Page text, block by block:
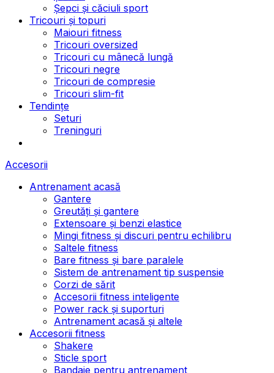
Șepci și căciuli sport
Tricouri și topuri
Maiouri fitness
Tricouri oversized
Tricouri cu mânecă lungă
Tricouri negre
Tricouri de compresie
Tricouri slim-fit
Tendințe
Seturi
Treninguri
Accesorii
Antrenament acasă
Gantere
Greutăți și gantere
Extensoare și benzi elastice
Mingi fitness și discuri pentru echilibru
Saltele fitness
Bare fitness și bare paralele
Sistem de antrenament tip suspensie
Corzi de sărit
Accesorii fitness inteligente
Power rack și suporturi
Antrenament acasă și altele
Accesorii fitness
Shakere
Sticle sport
Bandaje pentru antrenament